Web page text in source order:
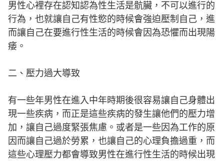
男性心裡存在認知認為性生活是骯臟，不可以進行的
行為，也就讓自己有性慾的時候會強迫壓制自己，進
而讓自己在要進行性生活的時候會因為恐懼而出現陽
痿。
二、壓力過大導致
有一些年男性在進入中年時期後很容易讓自己身體出
現一些疾病，而正是這些疾病的發生讓他們的壓力增
加，讓自己過度緊張焦慮。或者是一些因為工作的原
因而讓自己過於勞累，也讓自己的心理負擔過重，而
這些心理壓力都會導致男性在進行性生活的時候出現